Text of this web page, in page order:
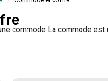
commode La commode